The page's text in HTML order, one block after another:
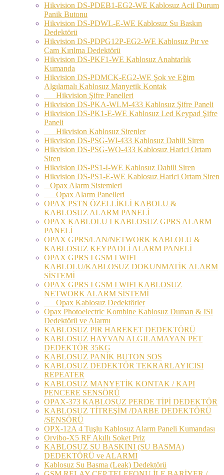
Hikvision DS-PDEB1-EG2-WE Kablosuz Acil Durum
Panik Butonu
Hikvision DS-PDWL-E-WE Kablosuz Su Baskın
Dedektörü
Hikvision DS-PDPG12P-EG2-WE Kablosuz Pır ve
Cam Kırılma Dedektörü
Hikvision DS-PKF1-WE Kablosuz Anahtarlık
Kumanda
Hikvision DS-PDMCK-EG2-WE Şok ve Eğim
Algılamalı Kablosuz Manyetik Kontak
Hikvision Şifre Panelleri
Hikvision DS-PKA-WLM-433 Kablosuz Şifre Paneli
Hikvision DS-PK1-E-WE Kablosuz Led Keypad Şifre
Paneli
Hikvision Kablosuz Sirenler
Hikvision DS-PSG-WI-433 Kablosuz Dahili Siren
Hikvision DS-PSG-WO-433 Kablosuz Harici Ortam
Siren
Hikvision DS-PS1-I-WE Kablosuz Dahili Siren
Hikvision DS-PS1-E-WE Kablosuz Harici Ortam Siren
Opax Alarm Sistemleri
Opax Alarm Panelleri
OPAX PSTN ÖZELLİKLİ KABOLU &
KABLOSUZ ALARM PANELİ
OPAX KABLOLU I KABLOSUZ GPRS ALARM
PANELİ
OPAX GPRS/LAN/NETWORK KABLOLU &
KABLOSUZ KEYPADLİ ALARM PANELİ
OPAX GPRS I GSM I WIFI
KABLOLU/KABLOSUZ DOKUNMATİK ALARM
SİSTEMİ
OPAX GPRS I GSM I WIFI KABLOSUZ
NETWORK ALARM SİSTEMİ
Opax Kablosuz Dedektörler
Opax Photoelectric Kombine Kablosuz Duman & ISI
Dedektörü ve Alarmı
KABLOSUZ PIR HAREKET DEDEKTÖRÜ
KABLOSUZ HAYVAN ALGILAMAYAN PET
DEDEKTÖR 35KG
KABLOSUZ PANİK BUTON SOS
KABLOSUZ DEDEKTÖR TEKRARLAYICISI
REPEATER
KABLOSUZ MANYETİK KONTAK / KAPI
PENCERE SENSÖRÜ
OPAX-373 KABLOSUZ PERDE TİPİ DEDEKTÖR
KABLOSUZ TİTREŞİM /DARBE DEDEKTÖRÜ
/SENSÖRÜ
OPX-12A 4 Tuşlu Kablosuz Alarm Paneli Kumandası
Orvibo-X5 RF Akıllı Soket Priz
KABLOSUZ SU BASKINI (SU BASMA)
DEDEKTÖRÜ ve ALARMI
Kablosuz Su Basma (Leak) Dedektörü